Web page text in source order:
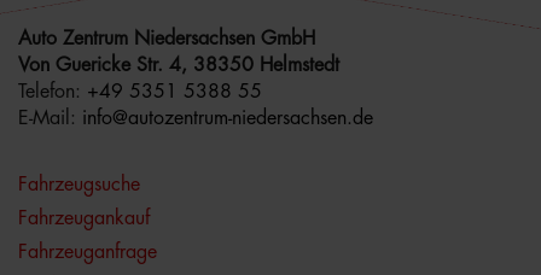
Auto Zentrum Niedersachsen GmbH
Von Guericke Str. 4, 38350 Helmstedt
Telefon: +49 5351 5388 55
E-Mail: info@autozentrum-niedersachsen.de
Fahrzeugsuche
Fahrzeugankauf
Fahrzeuganfrage